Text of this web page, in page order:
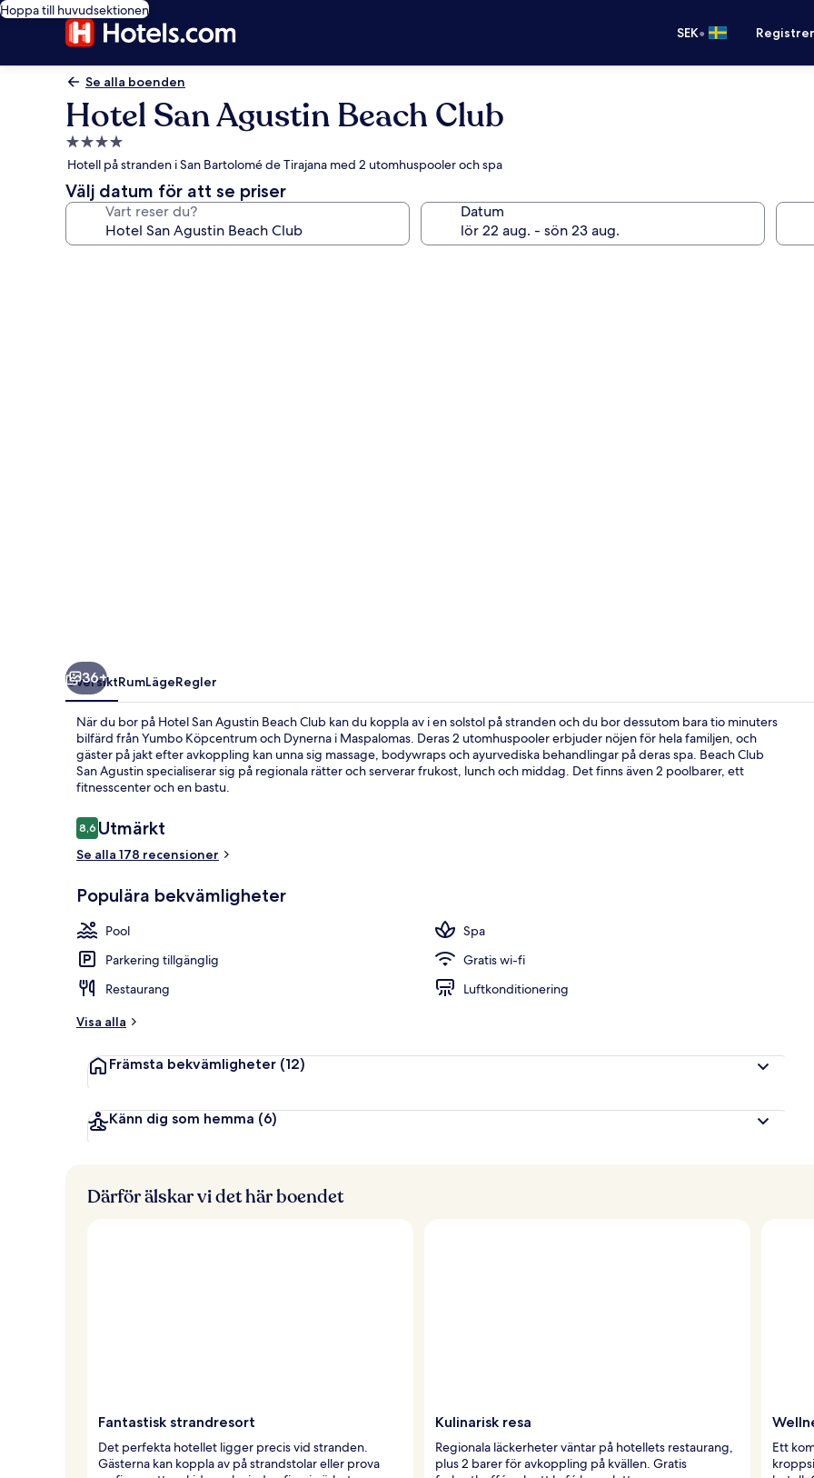
Hoppa till huvudsektionen
SEK•
Se alla boenden
Hotel San Agustin Beach Club
4.0-
stjärnigt
boende
Hotell på stranden i San Bartolomé de Tirajana med 2 utomhuspooler och spa
Välj datum för att se priser
Vart reser du? Datum
36+
ÖversiktRumLägeRegler
När du bor på Hotel San Agustin Beach Club kan du koppla av i en solstol på stranden och du bor dessutom bara tio minuters
bilfärd från Yumbo Köpcentrum och Dynerna i Maspalomas. Deras 2 utomhuspooler erbjuder nöjen för hela familjen, och
gäster på jakt efter avkoppling kan unna sig massage, bodywraps och ayurvediska behandlingar på deras spa. Beach Club
San Agustin specialiserar sig på regionala rätter och serverar frukost, lunch och middag. Det finns även 2 poolbarer, ett
fitnesscenter och en bastu.
Recensioner
8,68,6 av 10,
Utmärkt
Se alla 178 recensioner
Populära bekvämligheter
Pool
Spa
Parkering tillgänglig
Gratis wi-fi
Restaurang
Luftkonditionering
Visa alla
Främsta bekvämligheter (12)
Känn dig som hemma (6)
Därför älskar vi det här boendet
Fantastisk strandresort
Det perfekta hotellet ligger precis vid stranden.
Gästerna kan koppla av på strandstolar eller prova
Kulinarisk resa
Regionala läckerheter väntar på hotellets restaurang,
plus 2 barer för avkoppling på kvällen. Gratis
Ett